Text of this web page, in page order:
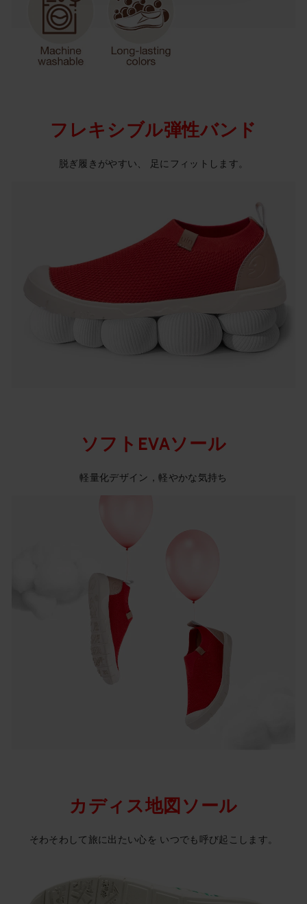
フレキシブル弾性バンド
脱ぎ履きがやすい、 足にフィットします。
ソフトEVAソール
軽量化デザイン，軽やかな気持ち
カディス地図ソール
そわそわして旅に出たい心を いつでも呼び起こします。